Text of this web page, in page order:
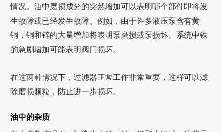
情况。油中磨损成分的突然增加可以表明哪个部件即将发
生故障或已经发生故障。例如，由于许多液压泵含有黄
铜，铜和锌的大量增加将表明泵磨损或泵损坏。系统中铁
的急剧增加可能表明阀门损坏。
在这两种情况下，过滤器正常工作非常重要，这样可以滤
除磨损颗粒，防止进一步损坏。
油中的杂质